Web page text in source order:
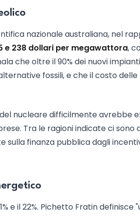
nazionale australiana, nel
e 238 dollari per megawattora,
che oltre il 90% dei nuovi impianti
fossili, e che il costo delle
nucleare difficilmente avrebbe
Tra le ragioni indicate ci sono
sulla finanza pubblica dagli
e il 22%. Pichetto Fratin definisce